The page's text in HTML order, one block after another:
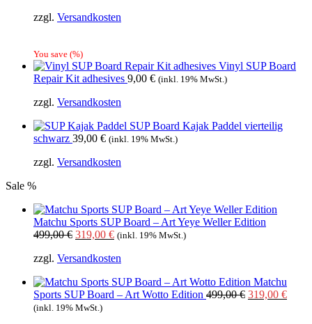
zzgl. Versandkosten
You save (%)
Vinyl SUP Board
Repair Kit adhesives 9,00 € (inkl. 19% MwSt.)
zzgl. Versandkosten
SUP Board Kajak Paddel vierteilig
schwarz 39,00 € (inkl. 19% MwSt.)
zzgl. Versandkosten
Sale %
Matchu Sports SUP Board – Art Yeye Weller Edition
499,00€ Ursprünglicher
war:
319,00 €Aktueller
ist:
(inkl. 19% MwSt.)
zzgl. Versandkosten
Matchu
Sports SUP Board – Art Wotto Edition 499,00€ 319,00 €
(inkl. 19% MwSt.)